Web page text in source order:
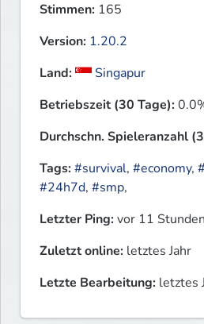
Stimmen: 165
Version: 1.20.2
Land:
Singapur
Betriebszeit (30 Tage):
Durchschn. Spieleranzahl
Tags:#survival, #economy,
#24h7d, #smp,
Letzter Ping:vor 11 Stunden
Zuletzt online: letztes Jahr
Letzte Bearbeitung: letztes